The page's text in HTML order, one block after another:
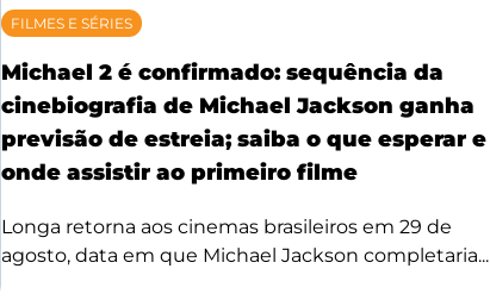
FILMES E SÉRIES
Michael 2 é confirmado: sequência da
cinebiografia de Michael Jackson ganha
previsão de estreia; saiba o que esperar e
onde assistir ao primeiro filme
Longa retorna aos cinemas brasileiros em 29 de
agosto, data em que Michael Jackson completaria...